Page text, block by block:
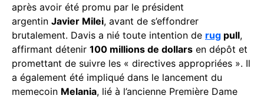
après avoir été promu par le président
argentin Javier Milei, avant de s’effondrer
brutalement. Davis a nié toute intention de rug pull,
affirmant détenir 100 millions de dollars en dépôt et
promettant de suivre les « directives appropriées ». Il
a également été impliqué dans le lancement du
memecoin Melania, lié à l’ancienne Première Dame